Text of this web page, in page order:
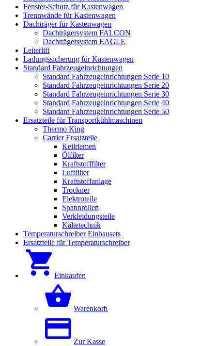
Fenster-Schutz für Kastenwagen
Trennwände für Kastenwagen
Dachträger für Kastenwagen
Dachträgersystem FALCON
Dachträgersystem EAGLE
Leiterlift
Ladungssicherung für Kastenwagen
Standard Fahrzeugeinrichtungen
Standard Fahrzeugeinrichtungen Serie 10
Standard Fahrzeugeinrichtungen Serie 20
Standard Fahrzeugeinrichtungen Serie 30
Standard Fahrzeugeinrichtungen Serie 40
Standard Fahrzeugeinrichtungen Serie 50
Ersatzteile für Transportkühlmaschinen
Thermo King
Carrier Ersatzteile
Keilriemen
Ölfilter
Kraftstofffilter
Luftfilter
Kraftstoffanlage
Trockner
Elektroteile
Spannrollen
Verkleidungsteile
Kältetechnik
Temperaturschreiber Einbausets
Ersatzteile für Temperaturschreiber
Einkaufen
Warenkorb
Zur Kasse